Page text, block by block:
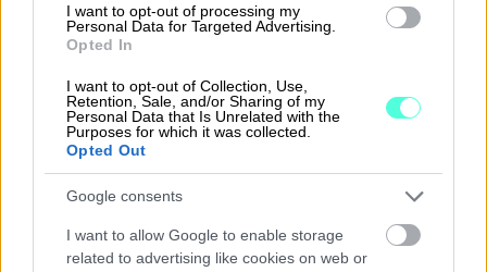
I want to opt-out of processing my
Personal Data for Targeted Advertising.
Opted In
I want to opt-out of Collection, Use,
Retention, Sale, and/or Sharing of my
Personal Data that Is Unrelated with the
Purposes for which it was collected.
Opted Out
Google consents
I want to allow Google to enable storage
related to advertising like cookies on web or
Takaisin etusivulle